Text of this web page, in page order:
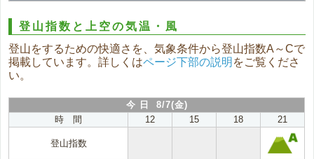
登山指数と上空の気温・風
登山をするための快適さを、気象条件から登山指数A～Cで
掲載しています。詳しくはページ下部の説明 をご覧くださ
い。
今 日 8/7(金)
時 間
12 15 18 21
登山指数